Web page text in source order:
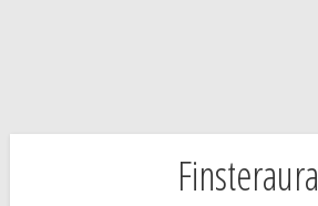
Finsteraura